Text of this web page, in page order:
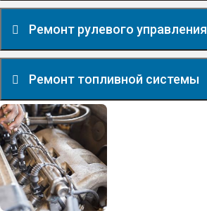
Ремонт рулевого управления
Ремонт топливной системы